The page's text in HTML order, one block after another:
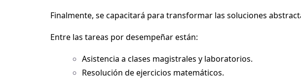
Finalmente, se capacitará para transformar las soluciones
Entre las tareas por desempeñar están:
Asistencia a clases magistrales y laboratorios.
Resolución de ejercicios matemáticos.